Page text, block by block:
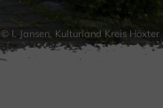
© I. Jansen, Kulturland Kreis Höxter